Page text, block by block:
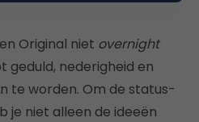
Original niet overnight
nederigheid en
te worden. Om de status-
je niet alleen de ideeën